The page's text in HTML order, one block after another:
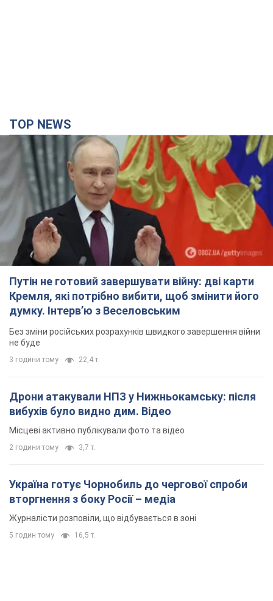
TOP NEWS
Путін не готовий завершувати війну: дві карти
Кремля, які потрібно вибити, щоб змінити його
думку. Інтерв’ю з Веселовським
Без зміни російських розрахунків швидкого завершення війни
не буде
3 години тому 22,4 т.
Дрони атакували НПЗ у Нижньокамську: після
вибухів було видно дим. Відео
Місцеві активно публікували фото та відео
2 години тому 3,7 т.
Україна готує Чорнобиль до чергової спроби
вторгнення з боку Росії – медіа
Журналісти розповіли, що відбувається в зоні
5 годин тому 16,5 т.